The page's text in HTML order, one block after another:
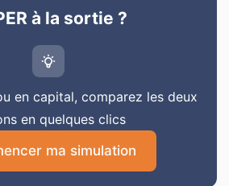
à la sortie ?
en capital, comparez les deux
en quelques clics
ma simulation